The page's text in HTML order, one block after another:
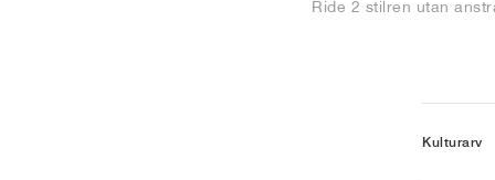
Ride 2 stilren utan
Kulturarv